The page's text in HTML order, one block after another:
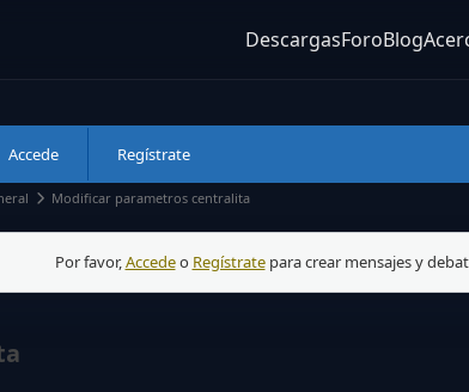
DescargasForoBlog
Accede Regístrate
Modificar parametros centralita
Por favor,Accedeo Regístratepara crear mensajes y